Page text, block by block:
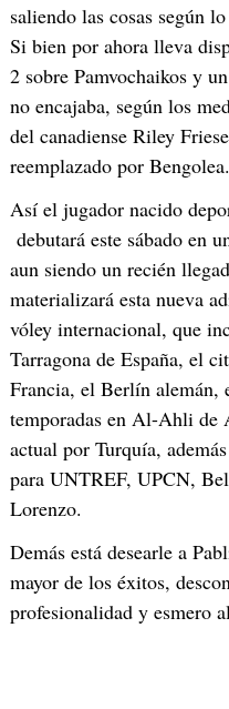
saliendo las cosas según
Si bien por ahora lleva
2 sobre Pamvochaikos y
no encajaba, según los
del canadiense Riley
reemplazado por Bengolea.
Así el jugador nacido
debutará este sábado en
aun siendo un recién
materializará esta nueva
vóley internacional, que
Tarragona de España, el
Francia, el Berlín alemán,
temporadas en Al-Ahli de
actual por Turquía,
para UNTREF, UPCN,
Lorenzo.
Demás está desearle a
mayor de los éxitos,
profesionalidad y esmero